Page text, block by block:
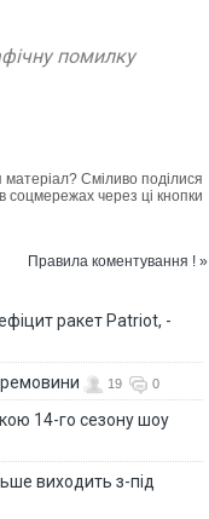
помилку
Сміливо поділися
соцмережах через ці кнопки
Правила коментування ! »
ракет Patriot, -
19 0
14-го сезону шоу
виходить з-під